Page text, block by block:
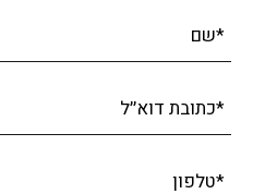
*שם
*כתובת דוא׳׳ל
*טלפון